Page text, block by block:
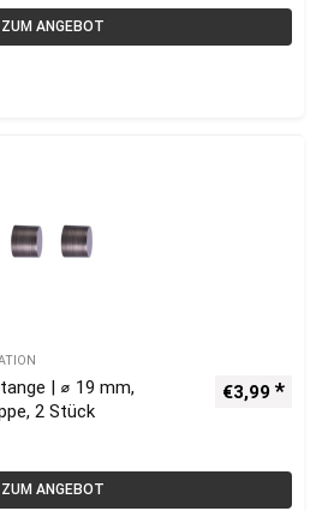
ZUM ANGEBOT
| ⌀ 19 mm,
2 Stück
€3,99
ZUM ANGEBOT